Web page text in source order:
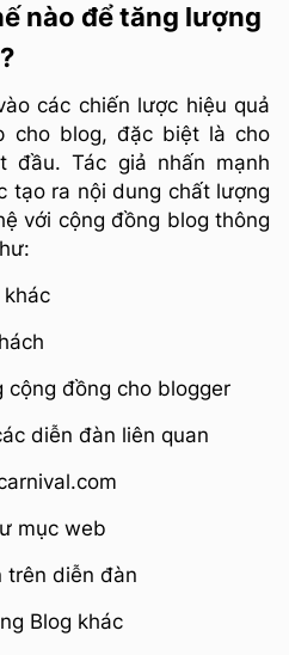
nào để tăng lượng
các chiến lược hiệu quả
cho blog, đặc biệt là cho
đầu. Tác giả nhấn mạnh
tạo ra nội dung chất lượng
với cộng đồng blog thông
khác
cộng đồng cho blogger
diễn đàn liên quan
mục web
trên diễn đàn
Blog khác